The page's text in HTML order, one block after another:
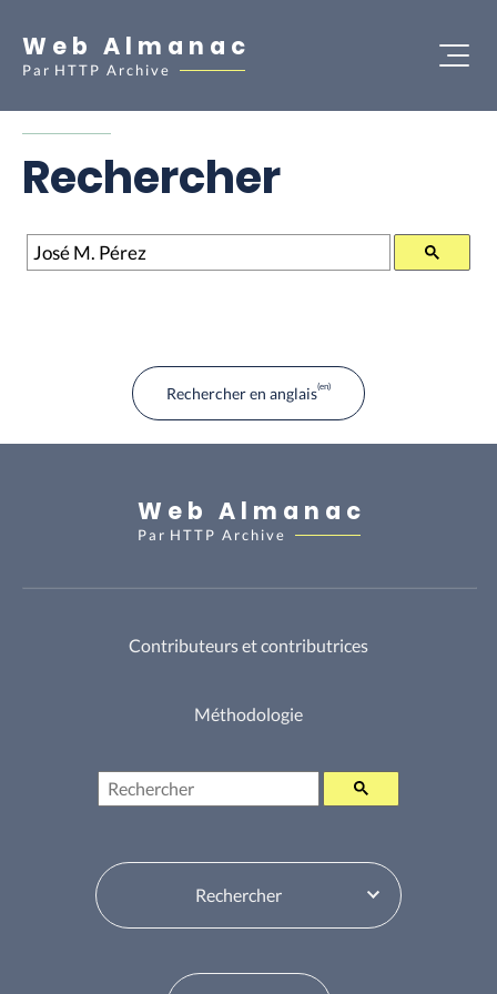
Web Almanac
Par HTTP Archive
Rechercher
Rechercher
Rechercher en anglais
Web Almanac
Par HTTP Archive
Contributeurs et contributrices
Méthodologie
Rechercher
Sélecteur de table des matières